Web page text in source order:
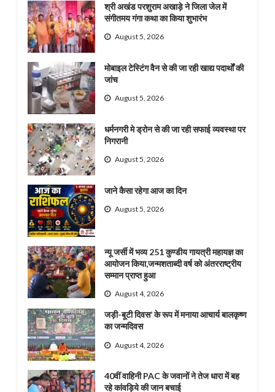
श्री अखंड परशुराम अखाड़े ने जिला जेल में
संगीतमय गंगा कथा का किया शुभारंभ
August 5, 2026
मोबाइल टेस्टिंग वैन से की जा रही खाद्य पदार्थों की
जांच
August 5, 2026
धर्मनगरी मे ड्रोन से की जा रही सफाई व्यवस्था पर
निगरानी
August 5, 2026
जाने कैसा रहेगा आज का दिन
August 5, 2026
न्यू जर्सी में भव्य 251 कुण्डीय गायत्री महायज्ञ का
आयोजन किया,जन्मशताब्दी वर्ष को अंतरराष्ट्रीय
सम्मान प्राप्त हुआ
August 4, 2026
जड़ी-बूटी दिवस’ के रूप में मनाया आचार्य बालकृष्ण
का जन्मदिवस
August 4, 2026
40वीं वाहिनी PAC के जवानों ने तेज धारा में बह
रहे कांवड़िये की जान बचाई